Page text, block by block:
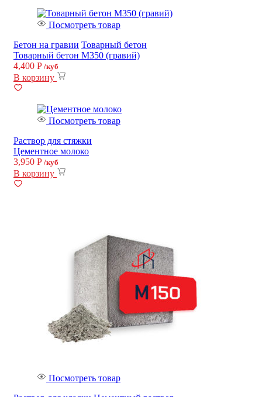
Посмотреть товар
Бетон на гравии Товарный бетон
Товарный бетон М350 (гравий)
4,400 Р /куб
В корзину
Посмотреть товар
Раствор для стяжки
Цементное молоко
3,950 Р /куб
В корзину
Посмотреть товар